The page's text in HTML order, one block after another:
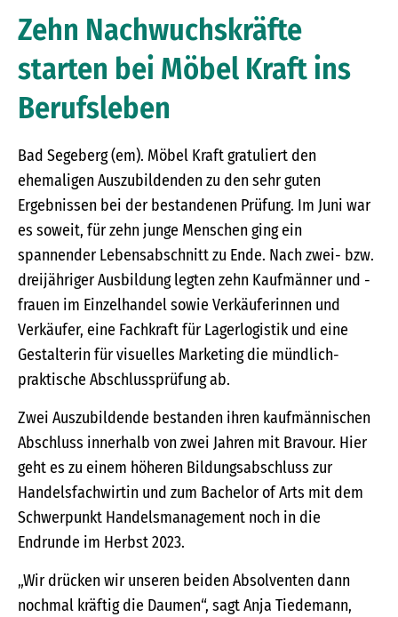
Zehn Nachwuchskräfte
starten bei Möbel Kraft ins
Berufsleben
Bad Segeberg (em). Möbel Kraft gratuliert den
ehemaligen Auszubildenden zu den sehr guten
Ergebnissen bei der bestandenen Prüfung. Im Juni war
es soweit, für zehn junge Menschen ging ein
spannender Lebensabschnitt zu Ende. Nach zwei- bzw.
dreijähriger Ausbildung legten zehn Kaufmänner und -
frauen im Einzelhandel sowie Verkäuferinnen und
Verkäufer, eine Fachkraft für Lagerlogistik und eine
Gestalterin für visuelles Marketing die mündlich-
praktische Abschlussprüfung ab.
Zwei Auszubildende bestanden ihren kaufmännischen
Abschluss innerhalb von zwei Jahren mit Bravour. Hier
geht es zu einem höheren Bildungsabschluss zur
Handelsfachwirtin und zum Bachelor of Arts mit dem
Schwerpunkt Handelsmanagement noch in die
Endrunde im Herbst 2023.
„Wir drücken wir unseren beiden Absolventen dann
nochmal kräftig die Daumen“, sagt Anja Tiedemann,